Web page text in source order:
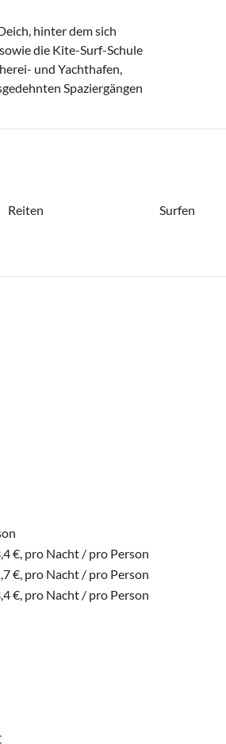
hinter dem sich
die Kite-Surf-Schule
und Yachthafen,
Spaziergängen
Reiten Surfen
€, pro Nacht / pro Person
€, pro Nacht / pro Person
€, pro Nacht / pro Person